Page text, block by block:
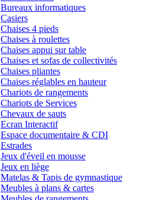
Bureaux informatiques
Casiers
Chaises 4 pieds
Chaises à roulettes
Chaises appui sur table
Chaises et sofas de collectivités
Chaises pliantes
Chaises réglables en hauteur
Chariots de rangements
Chariots de Services
Chevaux de sauts
Ecran Interactif
Espace documentaire & CDI
Estrades
Jeux d'éveil en mousse
Jeux en liège
Matelas & Tapis de gymnastique
Meubles à plans & cartes